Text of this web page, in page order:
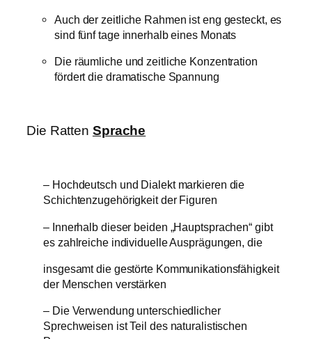
Auch der zeitliche Rahmen ist eng gesteckt, es
sind fünf tage innerhalb eines Monats
Die räumliche und zeitliche Konzentration
fördert die dramatische Spannung
Die Ratten Sprache
– Hochdeutsch und Dialekt markieren die
Schichtenzugehörigkeit der Figuren
– Innerhalb dieser beiden „Hauptsprachen“ gibt
es zahlreiche individuelle Ausprägungen, die
insgesamt die gestörte Kommunikationsfähigkeit
der Menschen verstärken
– Die Verwendung unterschiedlicher
Sprechweisen ist Teil des naturalistischen